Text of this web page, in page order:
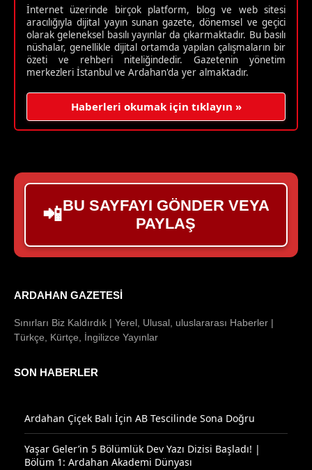
İnternet üzerinde birçok platform, blog ve web sitesi
aracılığıyla dijital yayın sunan gazete, dönemsel ve geçici
olarak geleneksel basılı yayınlar da çıkarmaktadır. Bu basılı
nüshalar, genellikle dijital ortamda yapılan çalışmaların bir
özeti ve rehberi niteliğindedir. Gazetenin yönetim
merkezleri İstanbul ve Ardahan'da yer almaktadır.
Haberleri okumak için tıklayın »
📲BU SAYFAYI GÖNDER VEYA
PAYLAŞ
ARDAHAN GAZETESI
Sınırları Biz Kaldırdık | Yerel, Ulusal, uluslararası Haberler |
Türkçe, Kürtçe, İngilizce Yayınlar
SON HABERLER
Ardahan Çiçek Balı İçin AB Tescilinde Sona Doğru
Yaşar Geler’in 5 Bölümlük Dev Yazı Dizisi Başladı! |
Bölüm 1: Ardahan Akademi Dünyası